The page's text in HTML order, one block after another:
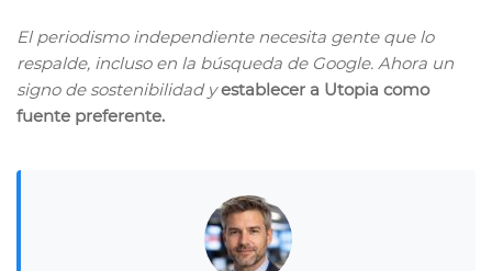
El periodismo independiente necesita gente que lo
respalde, incluso en la búsqueda de Google. Ahora un
signo de sostenibilidad y establecer a Utopia como
fuente preferente.